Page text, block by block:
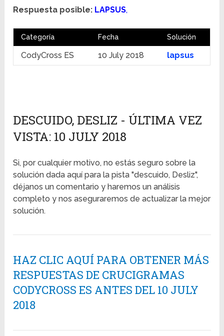
Respuesta posible: LAPSUS,
Categoría Fecha Solución
CodyCross ES 10 July 2018 lapsus
DESCUIDO, DESLIZ - ÚLTIMA VEZ
VISTA: 10 JULY 2018
Si, por cualquier motivo, no estás seguro sobre la
solución dada aquí para la pista "descuido, Desliz",
déjanos un comentario y haremos un análisis
completo y nos aseguraremos de actualizar la mejor
solución.
HAZ CLIC AQUÍ PARA OBTENER MÁS
RESPUESTAS DE CRUCIGRAMAS
CODYCROSS ES ANTES DEL 10 JULY
2018